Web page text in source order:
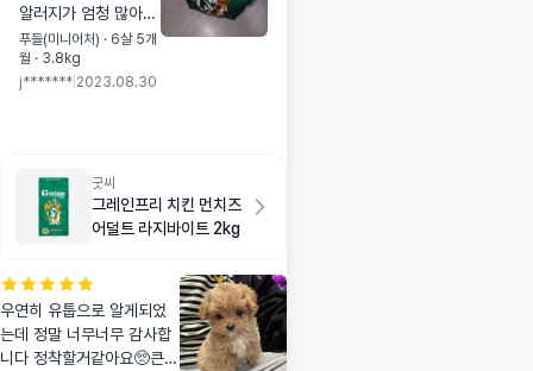
알러지가 엄청 많아서
고민하다 골랐어요.
일단 잘먹는거보니 기
호성은 좋은것같아요.
푸들(미니어처) · 6살 5개
월 · 3.8kg
j******* 2023.08.30
굿씨
그레인프리 치킨 먼치즈
어덜트 라지바이트 2kg
우연히 유툽으로 알게되었
는데 정말 너무너무 감사합
니다 정착할거같아요🥺큰건